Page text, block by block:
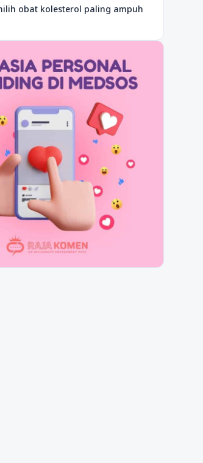
obat kolesterol paling ampuh